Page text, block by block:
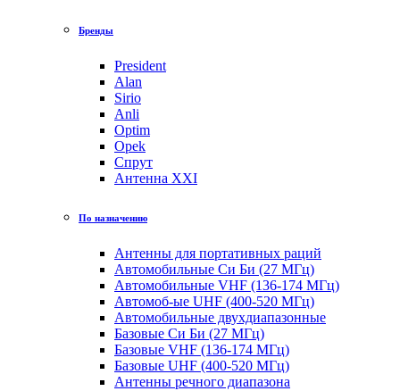
Бренды
President
Alan
Sirio
Anli
Optim
Opek
Спрут
Антенна XXI
По назначению
Антенны для портативных раций
Автомобильные Си Би (27 МГц)
Автомобильные VHF (136-174 МГц)
Автомоб-ые UHF (400-520 МГц)
Автомобильные двухдиапазонные
Базовые Си Би (27 МГц)
Базовые VHF (136-174 МГц)
Базовые UHF (400-520 МГц)
Антенны речного диапазона